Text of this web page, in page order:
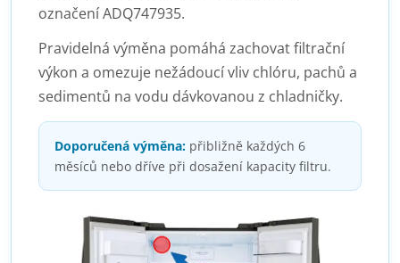
označení ADQ747935.
Pravidelná výměna pomáhá zachovat filtrační
výkon a omezuje nežádoucí vliv chlóru, pachů a
sedimentů na vodu dávkovanou z chladničky.
Doporučená výměna: přibližně každých 6
měsíců nebo dříve při dosažení kapacity filtru.